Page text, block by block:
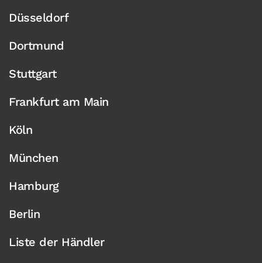
Düsseldorf
Dortmund
Stuttgart
Frankfurt am Main
Köln
München
Hamburg
Berlin
Liste der Händler